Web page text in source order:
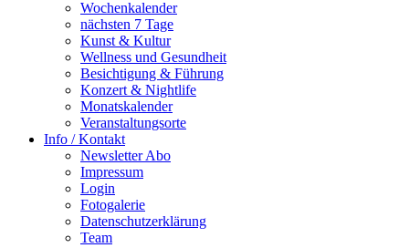
Wochenkalender
nächsten 7 Tage
Kunst & Kultur
Wellness und Gesundheit
Besichtigung & Führung
Konzert & Nightlife
Monatskalender
Veranstaltungsorte
Info / Kontakt
Newsletter Abo
Impressum
Login
Fotogalerie
Datenschutzerklärung
Team